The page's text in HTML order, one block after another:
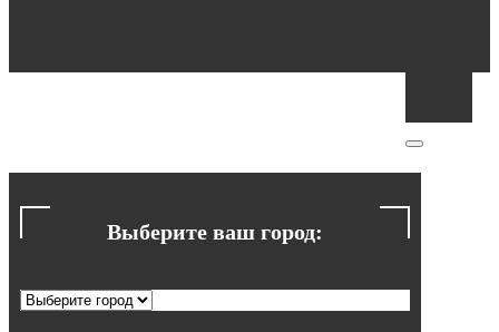
Выберите ваш город: